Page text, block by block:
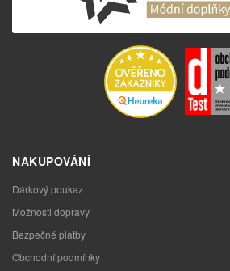
NAKUPOVÁNÍ
Dárkový poukaz
Možnosti dopravy
Bezpečné platby
Obchodní podmínky